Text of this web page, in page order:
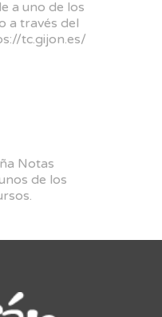
a uno de los
a través del
tc.gijon.es/
Notas
de los